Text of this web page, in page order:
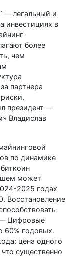
— легальный и
инвестициях в
более
чем
партнера
президент —
Владислав
по динамике
может
2025 годах
Восстановление
Цифровые
60% годовых.
цена одного
существенно